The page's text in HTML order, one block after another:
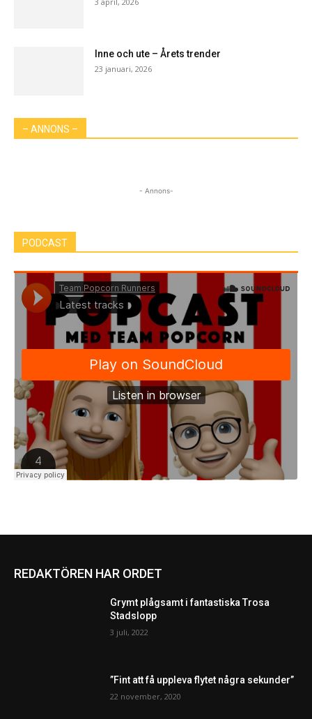
Inne och ute – Årets trender
23 januari, 2026
– ANNONS –
- Annons-
PODCAST
REDAKTÖREN HAR ORDET
Grymt plågsamt i fantastiska Trosa
Stadslopp
3 juli, 2022
”Fint att få uppleva flytet några sekunder”
22 november, 2020